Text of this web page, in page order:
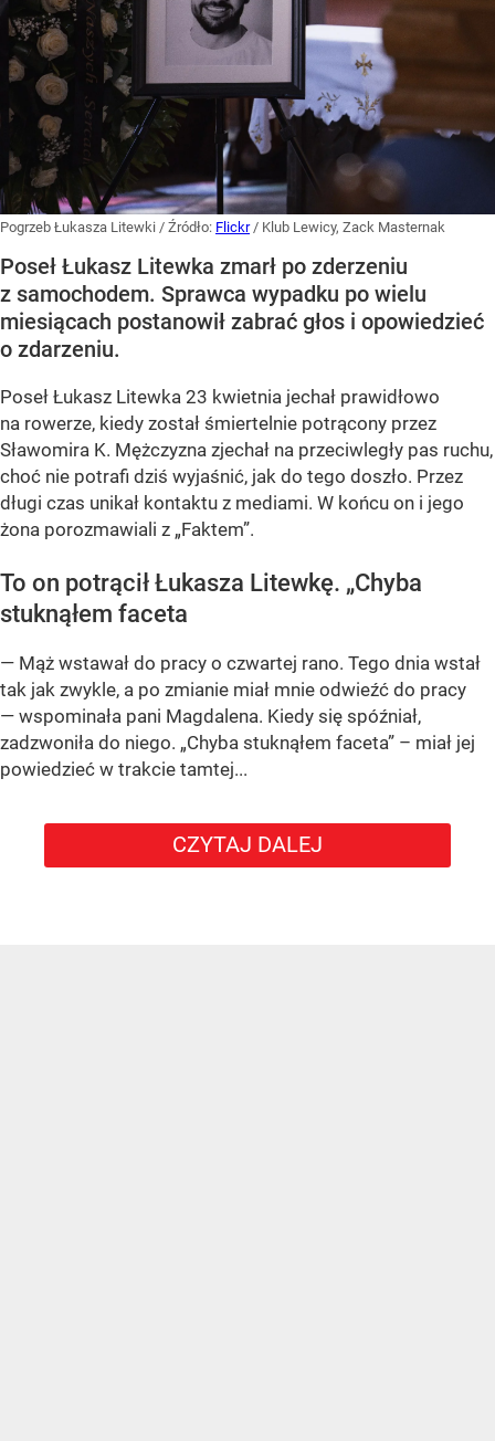
Pogrzeb Łukasza Litewki / Źródło: Flickr / Klub Lewicy, Zack Masternak
Poseł Łukasz Litewka zmarł po zderzeniu
z samochodem. Sprawca wypadku po wielu
miesiącach postanowił zabrać głos i opowiedzieć
o zdarzeniu.
Poseł Łukasz Litewka 23 kwietnia jechał prawidłowo
na rowerze, kiedy został śmiertelnie potrącony przez
Sławomira K. Mężczyzna zjechał na przeciwległy pas ruchu,
choć nie potrafi dziś wyjaśnić, jak do tego doszło. Przez
długi czas unikał kontaktu z mediami. W końcu on i jego
żona porozmawiali z „Faktem”.
To on potrącił Łukasza Litewkę. „Chyba
stuknąłem faceta
— Mąż wstawał do pracy o czwartej rano. Tego dnia wstał
tak jak zwykle, a po zmianie miał mnie odwieźć do pracy
— wspominała pani Magdalena. Kiedy się spóźniał,
zadzwoniła do niego. „Chyba stuknąłem faceta” – miał jej
powiedzieć w trakcie tamtej...
CZYTAJ DALEJ